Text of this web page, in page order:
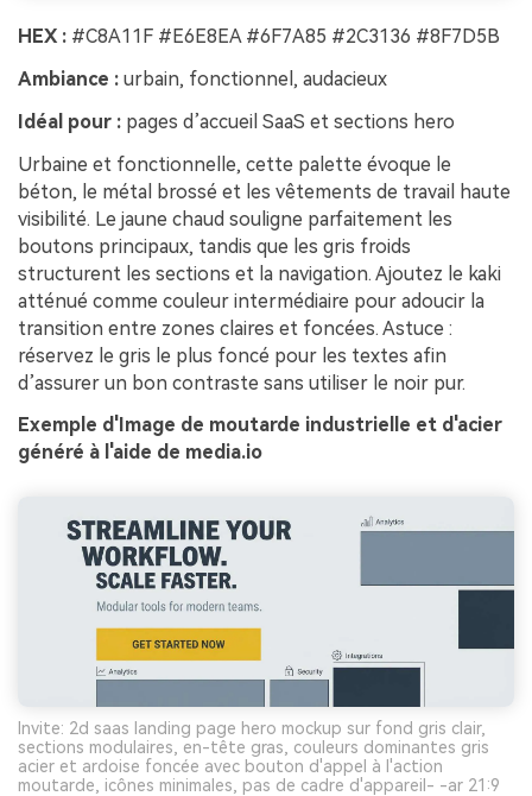
HEX : #C8A11F #E6E8EA #6F7A85 #2C3136 #8F7D5B
Ambiance : urbain, fonctionnel, audacieux
Idéal pour : pages d’accueil SaaS et sections hero
Urbaine et fonctionnelle, cette palette évoque le
béton, le métal brossé et les vêtements de travail haute
visibilité. Le jaune chaud souligne parfaitement les
boutons principaux, tandis que les gris froids
structurent les sections et la navigation. Ajoutez le kaki
atténué comme couleur intermédiaire pour adoucir la
transition entre zones claires et foncées. Astuce :
réservez le gris le plus foncé pour les textes afin
d’assurer un bon contraste sans utiliser le noir pur.
Exemple d'Image de moutarde industrielle et d'acier
généré à l'aide de media.io
Invite: 2d saas landing page hero mockup sur fond gris clair,
sections modulaires, en-tête gras, couleurs dominantes gris
acier et ardoise foncée avec bouton d'appel à l'action
moutarde, icônes minimales, pas de cadre d'appareil- -ar 21:9